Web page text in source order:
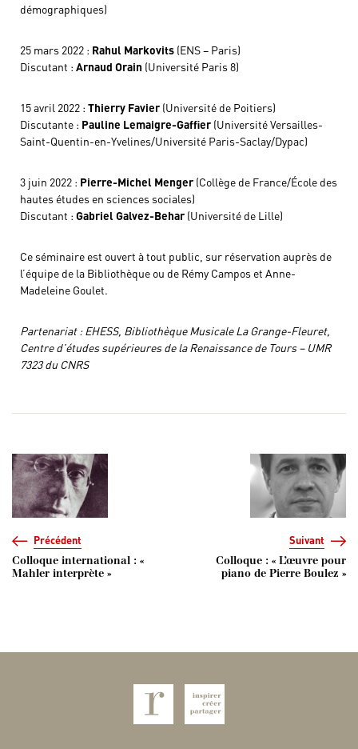
démographiques)
25 mars 2022 : Rahul Markovits (ENS – Paris)
Discutant : Arnaud Orain (Université Paris 8)
15 avril 2022 : Thierry Favier(Université de Poitiers)
Discutante : Pauline Lemaigre-Gaffier(Université Versailles-
Saint-Quentin-en-Yvelines/Université Paris-Saclay/Dypac)
3 juin 2022 : Pierre-Michel Menger(Collège de France/École des
hautes études en sciences sociales)
Discutant : Gabriel Galvez-Behar(Université de Lille)
Ce séminaire est ouvert à tout public, sur réservation auprès de
l’équipe de la Bibliothèque ou de Rémy Campos et Anne-
Madeleine Goulet.
Partenariat : EHESS, Bibliothèque Musicale La Grange-Fleuret,
Centre d’études supérieures de la Renaissance de Tours – UMR
7323 du CNRS
Navigation de l’article
Précédent
Colloque international : «
Mahler interprète »
Suivant
Colloque : « L’œuvre pour
piano de Pierre Boulez »